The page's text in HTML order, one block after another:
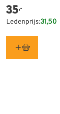
35,-
Ledenprijs:31,50